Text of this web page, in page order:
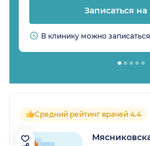
Записаться
В клинику можно
Средний рейтинг врачей 4.4